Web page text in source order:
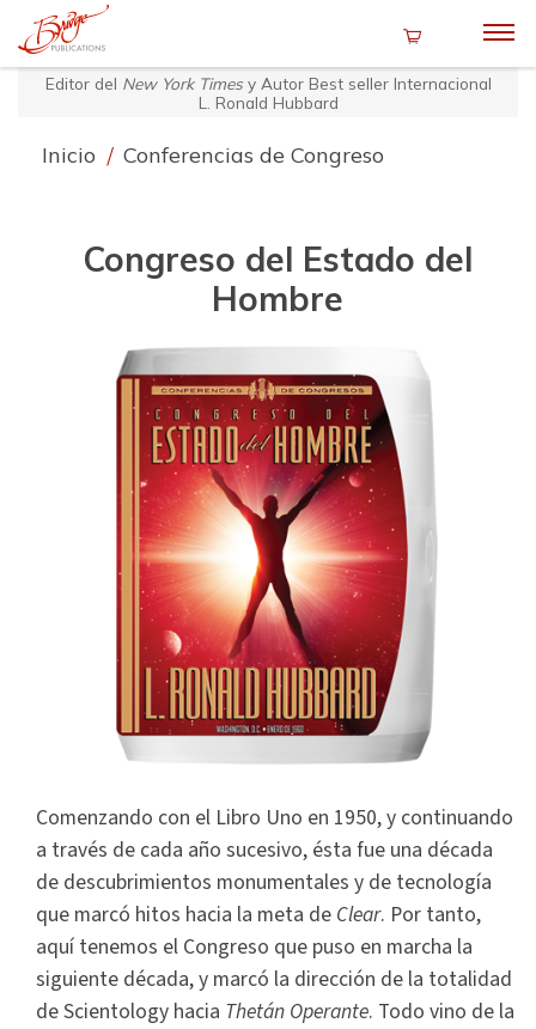
Editor del New York Timesy Autor Best seller Internacional
L. Ronald Hubbard
Inicio / Conferencias de Congreso
Congreso del Estado del
Hombre
Comenzando con el Libro Uno en 1950, y continuando
a través de cada año sucesivo, ésta fue una década
de descubrimientos monumentales y de tecnología
que marcó hitos hacia la meta de Clear. Por tanto,
aquí tenemos el Congreso que puso en marcha la
siguiente década, y marcó la dirección de la totalidad
de Scientology hacia Thetán Operante. Todo vino de la